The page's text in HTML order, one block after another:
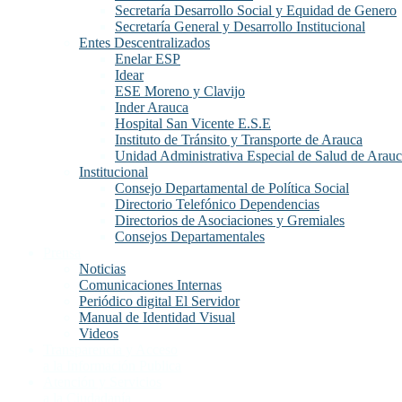
Secretaría Desarrollo Social y Equidad de Genero
Secretaría General y Desarrollo Institucional
Entes Descentralizados
Enelar ESP
Idear
ESE Moreno y Clavijo
Inder Arauca
Hospital San Vicente E.S.E
Instituto de Tránsito y Transporte de Arauca
Unidad Administrativa Especial de Salud de
Institucional
Consejo Departamental de Política Social
Directorio Telefónico Dependencias
Directorios de Asociaciones y Gremiales
Consejos Departamentales
Noticias
Comunicaciones Internas
Periódico digital El Servidor
Manual de Identidad Visual
Videos